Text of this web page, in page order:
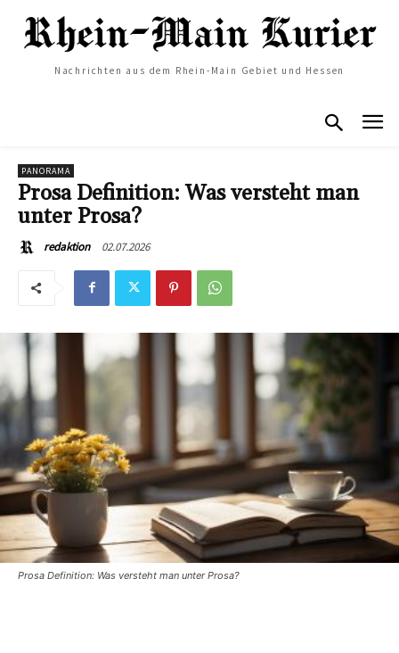
Nachrichten aus dem Rhein-Main Gebiet und Hessen
PANORAMA
Prosa Definition: Was versteht man
unter Prosa?
redaktion 02.07.2026
Prosa Definition: Was versteht man unter Prosa?